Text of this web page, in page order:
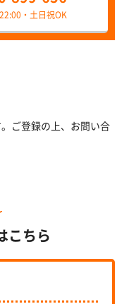
・土日祝OK
ご登録の上、お問い合
こちら